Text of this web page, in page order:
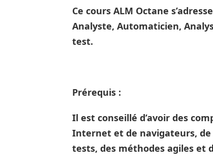
Ce cours ALM Octane
Analyste, Automaticien,
test.
Prérequis :
Il est conseillé d’avoir des
Internet et de navigateurs, de
tests, des méthodes agiles et